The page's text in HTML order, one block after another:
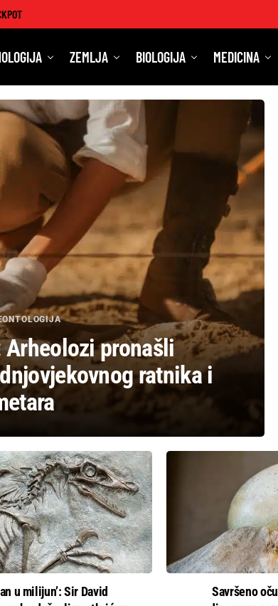
ZEMLJA BIOLOGIJA MEDICINA
pronašli
ratnika i
u milijun’: Sir David
Savršeno